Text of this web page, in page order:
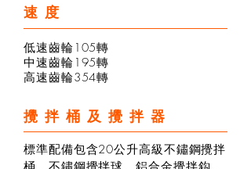
速度
低速齒輪105轉
中速齒輪195轉
高速齒輪354轉
攪拌桶及攪拌器
標準配備包含20公升高級不鏽鋼攪拌